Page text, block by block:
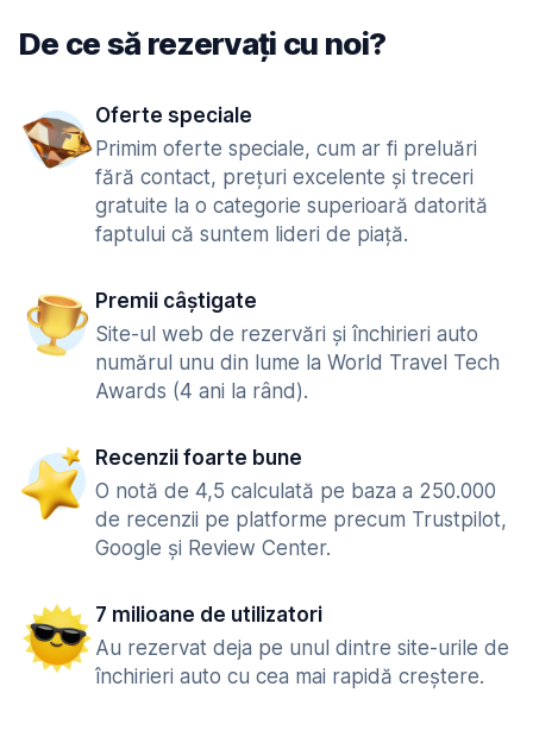
De ce să rezervați cu noi?
Oferte speciale
Primim oferte speciale, cum ar fi preluări
fără contact, prețuri excelente și treceri
gratuite la o categorie superioară datorită
faptului că suntem lideri de piață.
Premii câștigate
Site-ul web de rezervări și închirieri auto
numărul unu din lume la World Travel Tech
Awards (4 ani la rând).
Recenzii foarte bune
O notă de 4,5 calculată pe baza a 250.000
de recenzii pe platforme precum Trustpilot,
Google și Review Center.
7 milioane de utilizatori
Au rezervat deja pe unul dintre site-urile de
închirieri auto cu cea mai rapidă creștere.